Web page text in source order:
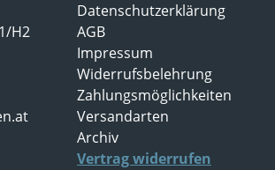
H2
Datenschutzerklärung
AGB
Impressum
Widerrufsbelehrung
Zahlungsmöglichkeiten
Versandarten
Archiv
Vertrag widerrufen